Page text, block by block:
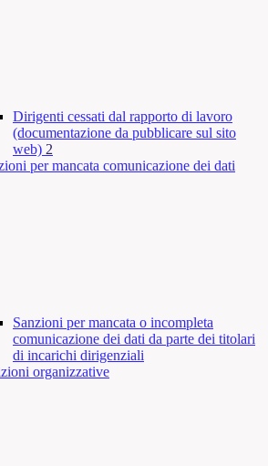
Dirigenti cessati dal rapporto di lavoro
(documentazione da pubblicare sul sito
web) 2
per mancata comunicazione dei dati
Sanzioni per mancata o incompleta
comunicazione dei dati da parte dei titolari
di incarichi dirigenziali
organizzative